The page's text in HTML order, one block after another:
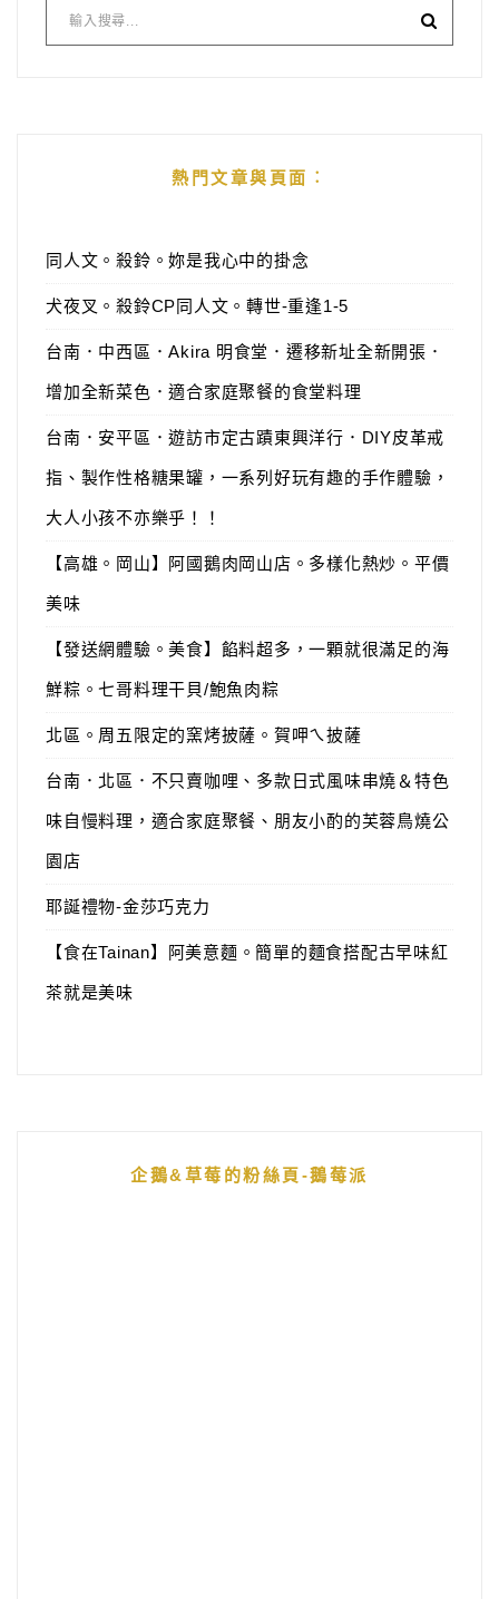
熱門文章與頁面︰
同人文。殺鈴。妳是我心中的掛念
犬夜叉。殺鈴CP同人文。轉世-重逢1-5
台南．中西區．Akira 明食堂．遷移新址全新開張．
增加全新菜色．適合家庭聚餐的食堂料理
台南．安平區．遊訪市定古蹟東興洋行．DIY皮革戒
指、製作性格糖果罐，一系列好玩有趣的手作體驗，
大人小孩不亦樂乎！！
【高雄。岡山】阿國鵝肉岡山店。多樣化熱炒。平價
美味
【發送網體驗。美食】餡料超多，一顆就很滿足的海
鮮粽。七哥料理干貝/鮑魚肉粽
北區。周五限定的窯烤披薩。賀呷ㄟ披薩
台南．北區．不只賣咖哩、多款日式風味串燒＆特色
味自慢料理，適合家庭聚餐、朋友小酌的芙蓉鳥燒公
園店
耶誕禮物-金莎巧克力
【食在Tainan】阿美意麵。簡單的麵食搭配古早味紅
茶就是美味
企鵝&草莓的粉絲頁-鵝莓派